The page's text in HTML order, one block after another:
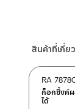
–Lazada
– ซื้อสินค้า
ซื้อสินค้า
สินค้าที่เกี่ย
ก็อกซิ้งค์
ได้
RA